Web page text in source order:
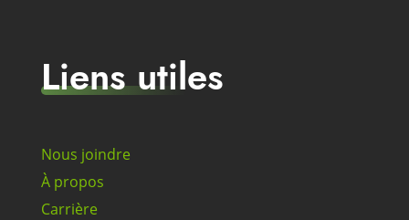
Liens utiles
Nous joindre
À propos
Carrière